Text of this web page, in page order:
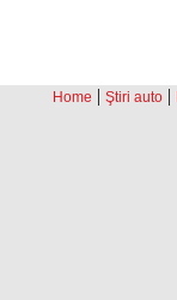
Home | Ştiri auto |